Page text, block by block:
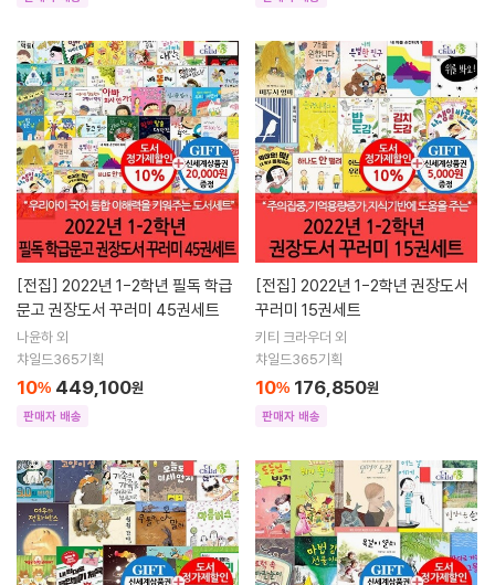
[전집]
문고 권장도서 꾸러미 45권세트
나윤하 외
챠일드365기획
10% 449,100원
판매자 배송
[전집]
꾸러미 15권세트
키티 크라우더 외
챠일드365기획
10% 176,850원
판매자 배송